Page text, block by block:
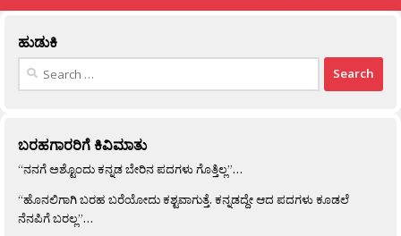
ಹುಡುಕಿ
Search
ಬರಹಗಾರರಿಗೆ ಕಿವಿಮಾತು
“ನನಗೆ ಅಶ್ಟೊಂದು ಕನ್ನಡ ಬೇರಿನ ಪದಗಳು ಗೊತ್ತಿಲ್ಲ”…
“ಹೊನಲಿಗಾಗಿ ಬರಹ ಬರೆಯೋದು ಕಶ್ಟವಾಗುತ್ತೆ. ಕನ್ನಡದ್ದೇ ಆದ ಪದಗಳು ಕೂಡಲೆ
ನೆನಪಿಗೆ ಬರಲ್ಲ”…